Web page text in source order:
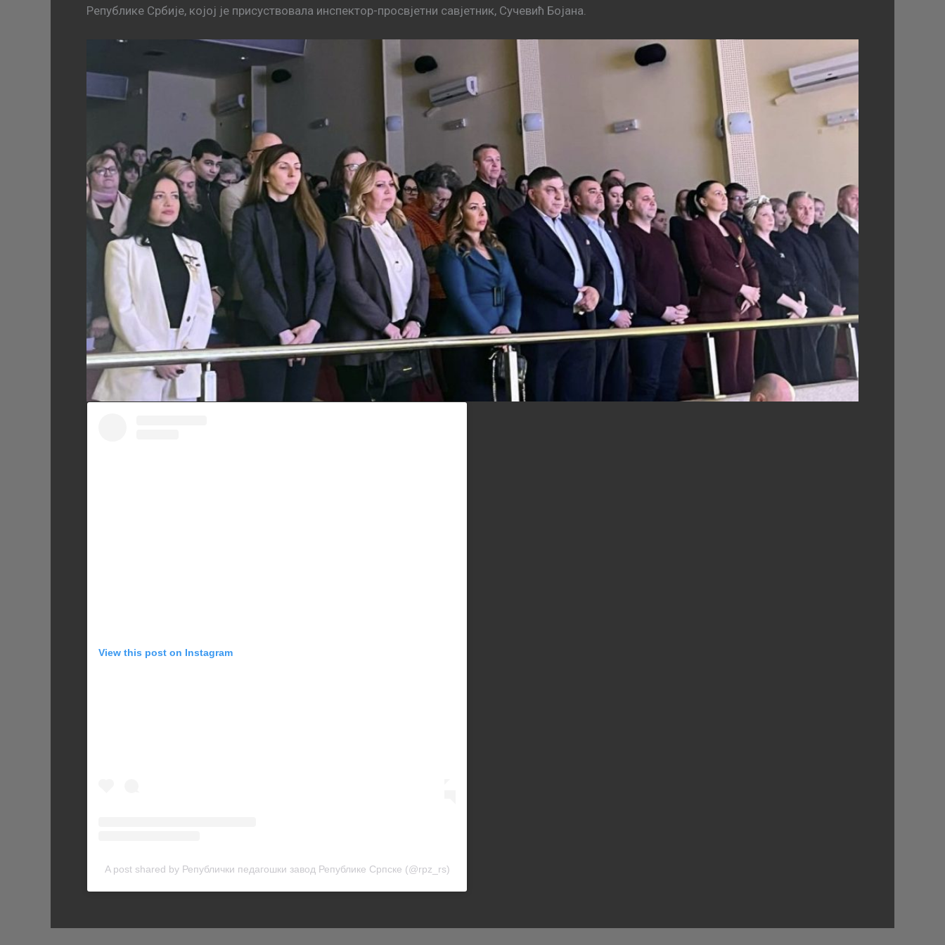
Републике Србије, којој је присуствовала инспектор-просвјетни савјетник, Сучевић Бојана.
View this post on Instagram
A post shared by Републички педагошки завод Републике Српске (@rpz_rs)